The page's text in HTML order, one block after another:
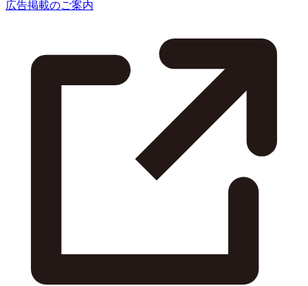
広告掲載のご案内